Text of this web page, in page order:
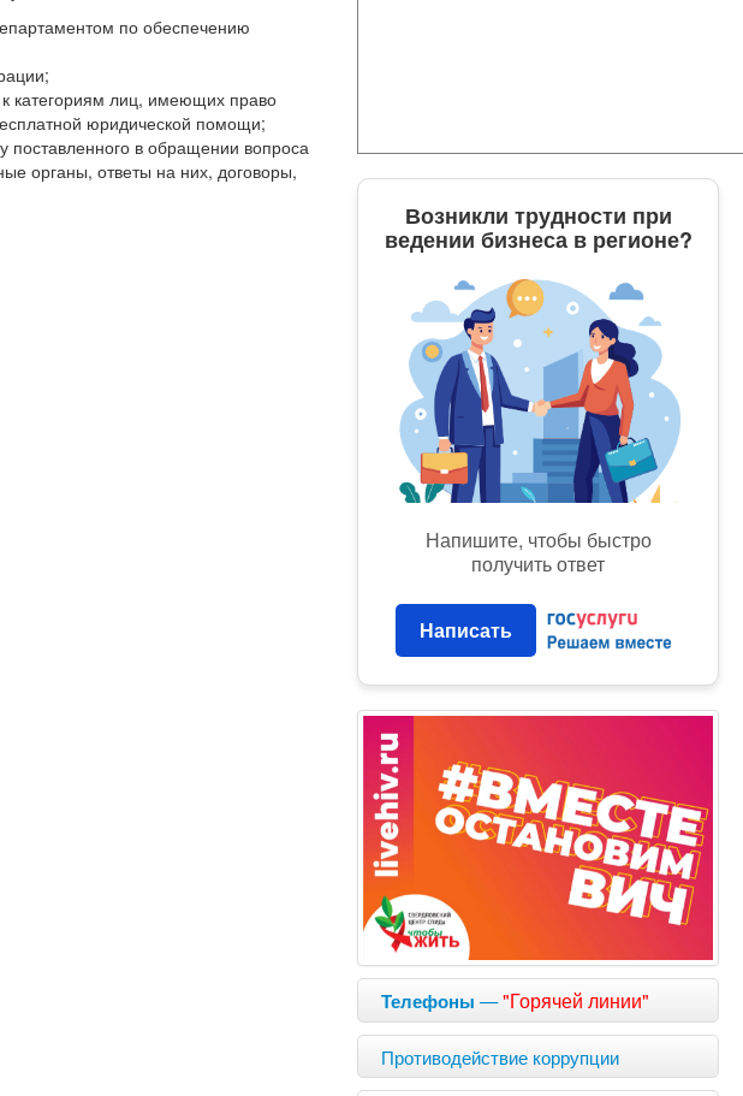
по обеспечению
категориям лиц, имеющих право
юридической помощи;
в обращении вопроса
органы, ответы на них, до­говоры,
Возникли трудности при
ведении бизнеса в регионе?
Напишите, чтобы быстро
получить ответ
Написать
Телефоны —"Горячей линии"
Противодействие коррупции